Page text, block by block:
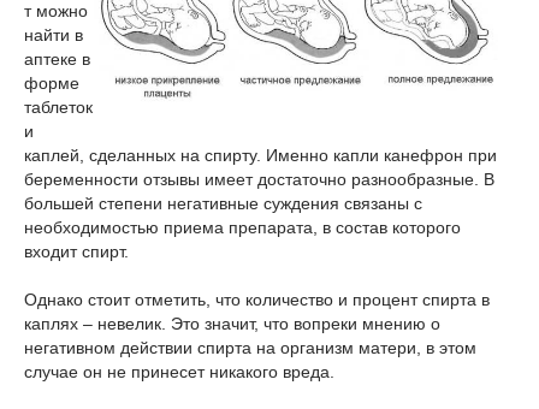
т можно
найти в
аптеке в
форме
таблеток
и
каплей, сделанных на спирту. Именно капли канефрон при
беременности отзывы имеет достаточно разнообразные. В
большей степени негативные суждения связаны с
необходимостью приема препарата, в состав которого
входит спирт.
Однако стоит отметить, что количество и процент спирта в
каплях – невелик. Это значит, что вопреки мнению о
негативном действии спирта на организм матери, в этом
случае он не принесет никакого вреда.